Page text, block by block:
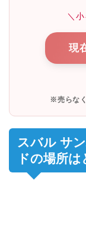
＼
現
※売らな
スバル サ
ドの場所は